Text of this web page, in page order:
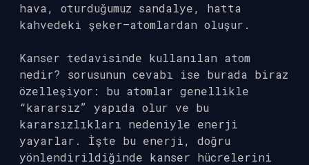
hava, oturduğumuz sandalye, hatta
kahvedeki şeker—atomlardan oluşur.
Kanser tedavisinde kullanılan atom
nedir? sorusunun cevabı ise burada biraz
özelleşiyor: bu atomlar genellikle
“kararsız” yapıda olur ve bu
kararsızlıkları nedeniyle enerji
yayarlar. İşte bu enerji, doğru
yönlendirildiğinde kanser hücrelerini